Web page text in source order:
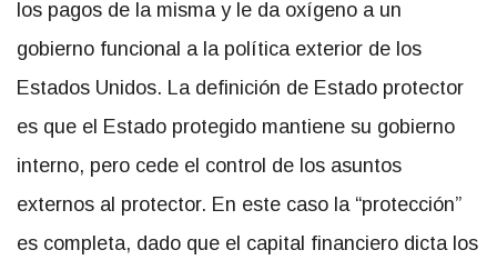
los pagos de la misma y le da oxígeno a un
gobierno funcional a la política exterior de los
Estados Unidos. La definición de Estado protector
es que el Estado protegido mantiene su gobierno
interno, pero cede el control de los asuntos
externos al protector. En este caso la “protección”
es completa, dado que el capital financiero dicta los